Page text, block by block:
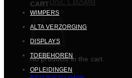
CART
No products in the cart.
DISC L Ø25MM
WIMPERS
ALTA VERZORGING
DISPLAYS
TOEBEHOREN
OPLEIDINGEN